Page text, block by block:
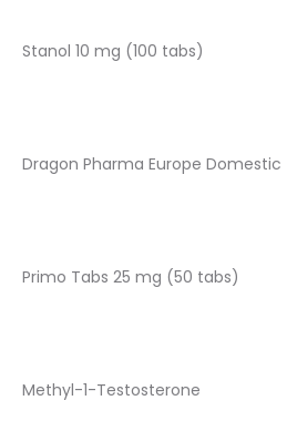
Stanol 10 mg (100 tabs)
Dragon Pharma Europe Domestic
Primo Tabs 25 mg (50 tabs)
Methyl-1-Testosterone